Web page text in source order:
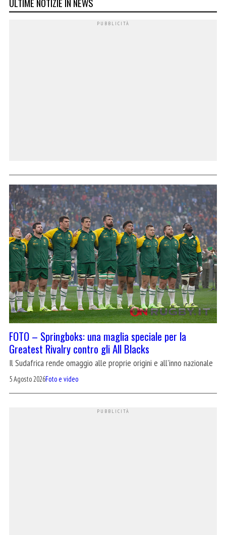
ULTIME NOTIZIE IN NEWS
FOTO – Springboks: una maglia speciale per la
Greatest Rivalry contro gli All Blacks
Il Sudafrica rende omaggio alle proprie origini e all'inno nazionale
5 Agosto 2026Foto e video